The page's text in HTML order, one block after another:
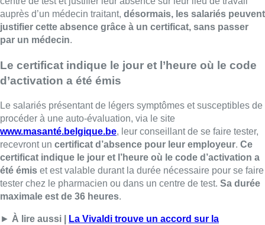
auprès d’un médecin traitant, désormais, les salariés peuvent
justifier cette absence grâce à un certificat, sans passer
par un médecin.
Le certificat indique le jour et l’heure où le code
d’activation a été émis
Le salariés présentant de légers symptômes et susceptibles de
procéder à une auto-évaluation, via le site
www.masanté.belgique.be, leur conseillant de se faire tester,
recevront un certificat d’absence pour leur employeur. Ce
certificat indique le jour et l’heure où le code d’activation a
été émis et est valable durant la durée nécessaire pour se faire
tester chez le pharmacien ou dans un centre de test. Sa durée
maximale est de 36 heures.
► À lire aussi |
La Vivaldi trouve un accord sur la